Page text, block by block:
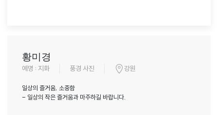
황미경
예명 : 지화 풍경 사진 강원
일상의 즐거움, 소중함
- 일상의 작은 즐거움과 마주하길 바랍니다.